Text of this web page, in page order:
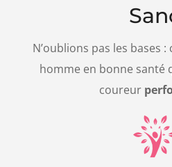
N’oublions pas les bases :
homme en bonne santé
coureur